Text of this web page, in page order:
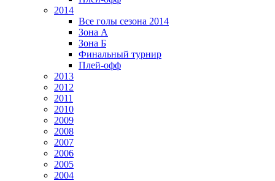
2014
Все голы сезона 2014
Зона А
Зона Б
Финальный турнир
Плей-офф
2013
2012
2011
2010
2009
2008
2007
2006
2005
2004